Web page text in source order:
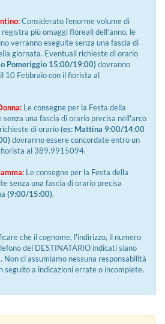
Considerato l’enorme volume di
più omaggi floreali dell’anno, le
verranno eseguite senza una fascia di
giornata. Eventuali richieste di orario
Pomeriggio 15:00/19:00)dovranno
10 Febbraio con il fiorista al
Le consegne per la Festa della
una fascia di orario precisa nell'arco
di orario(es: Mattina 9:00/14:00
dovranno essere concordate entro un
fiorista al 389.9915094.
Le consegne per la Festa della
senza una fascia di orario precisa
(9:00/15:00).
che il cognome, l'indirizzo, il numero
del DESTINATARIO indicati siano
Non ci assumiamo nessuna responsabilità
seguito a indicazioni errate o incomplete.